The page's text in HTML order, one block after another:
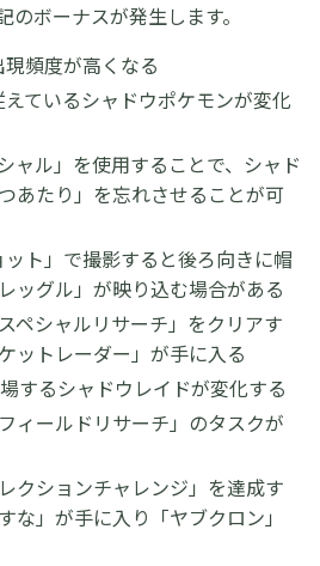
ボーナスが発生します。
頻度が高くなる
ているシャドウポケモンが変化
ャル」を使用することで、シャド
あたり」を忘れさせることが可
ット」で撮影すると後ろ向きに帽
ッグル」が映り込む場合がある
ペシャルリサーチ」をクリアす
ットレーダー」が手に入る
するシャドウレイドが変化する
ィールドリサーチ」のタスクが
クションチャレンジ」を達成す
な」が手に入り「ヤブクロン」